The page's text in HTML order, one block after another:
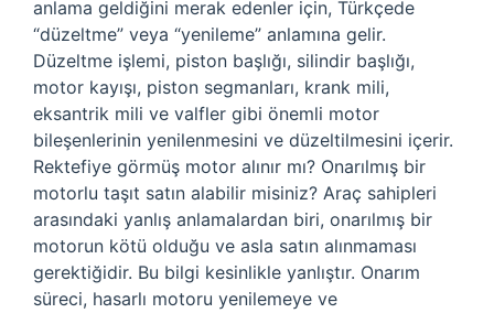
anlama geldiğini merak edenler için, Türkçede
“düzeltme” veya “yenileme” anlamına gelir.
Düzeltme işlemi, piston başlığı, silindir başlığı,
motor kayışı, piston segmanları, krank mili,
eksantrik mili ve valfler gibi önemli motor
bileşenlerinin yenilenmesini ve düzeltilmesini içerir.
Rektefiye görmüş motor alınır mı? Onarılmış bir
motorlu taşıt satın alabilir misiniz? Araç sahipleri
arasındaki yanlış anlamalardan biri, onarılmış bir
motorun kötü olduğu ve asla satın alınmaması
gerektiğidir. Bu bilgi kesinlikle yanlıştır. Onarım
süreci, hasarlı motoru yenilemeye ve